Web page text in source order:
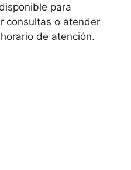
para
consultas o atender
de atención.